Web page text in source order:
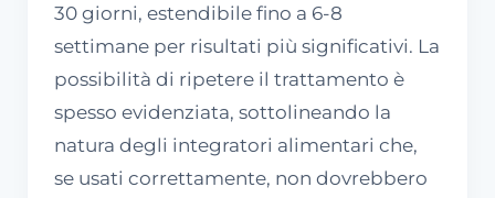
30 giorni, estendibile fino a 6-8
settimane per risultati più significativi. La
possibilità di ripetere il trattamento è
spesso evidenziata, sottolineando la
natura degli integratori alimentari che,
se usati correttamente, non dovrebbero